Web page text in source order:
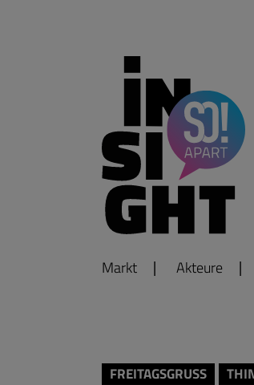
Markt Akteure
FREITAGSGRUSS